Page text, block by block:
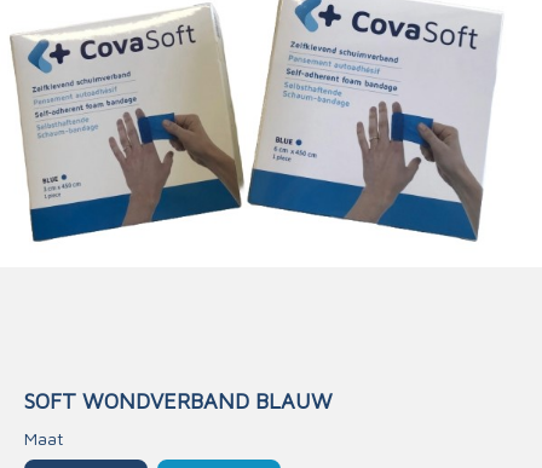
SOFT WONDVERBAND BLAUW
Maat